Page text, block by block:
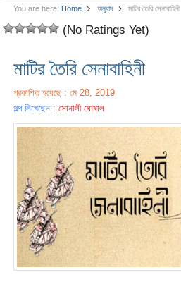
You are here: Home অনুবাদ মাটির তৈরি সেনাবাহিনী
(No Ratings Yet)
মাটির তৈরি সেনাবাহিনী
প্রকাশিত হয়েছে : মে 28, 2019
গল্প লিখেছেন :সোনালী ঘোষাল